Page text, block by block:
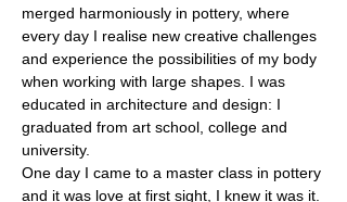
merged harmoniously in pottery, where
every day I realise new creative challenges
and experience the possibilities of my body
when working with large shapes. I was
educated in architecture and design: I
graduated from art school, college and
university.
One day I came to a master class in pottery
and it was love at first sight, I knew it was it.